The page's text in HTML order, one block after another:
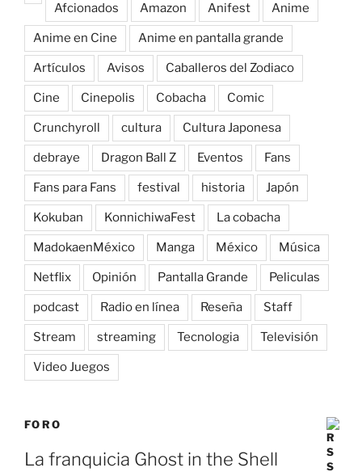
Afcionados Amazon Anifest Anime
Anime en Cine Anime en pantalla grande
Artículos Avisos Caballeros del Zodiaco
Cine Cinepolis Cobacha Comic
Crunchyroll cultura Cultura Japonesa
debraye Dragon Ball Z Eventos Fans
Fans para Fans festival historia Japón
Kokuban KonnichiwaFest La cobacha
MadokaenMéxico Manga México Música
Netflix Opinión Pantalla Grande Peliculas
podcast Radio en línea Reseña Staff
Stream streaming Tecnologia Televisión
Video Juegos
FORO
La franquicia Ghost in the Shell